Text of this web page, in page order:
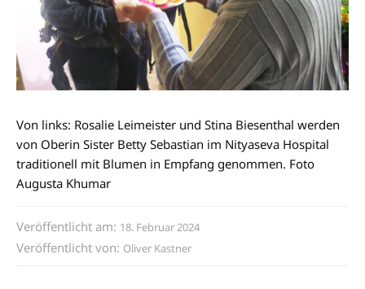
Von links: Rosalie Leimeister und Stina Biesenthal werden
von Oberin Sister Betty Sebastian im Nityaseva Hospital
traditionell mit Blumen in Empfang genommen. Foto
Augusta Khumar
Veröffentlicht am: 18. Februar 2024
Veröffentlicht von: Oliver Kastner